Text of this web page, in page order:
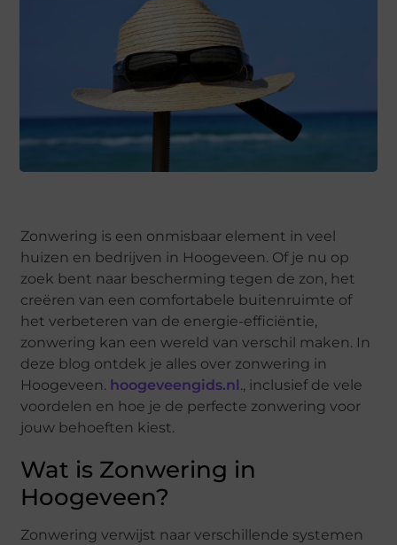
Zonwering is een onmisbaar element in veel
huizen en bedrijven in Hoogeveen. Of je nu op
zoek bent naar bescherming tegen de zon, het
creëren van een comfortabele buitenruimte of
het verbeteren van de energie-efficiëntie,
zonwering kan een wereld van verschil maken. In
deze blog ontdek je alles over zonwering in
Hoogeveen. hoogeveengids.nl ., inclusief de vele
voordelen en hoe je de perfecte zonwering voor
jouw behoeften kiest.
Wat is Zonwering in
Hoogeveen?
Zonwering verwijst naar verschillende systemen